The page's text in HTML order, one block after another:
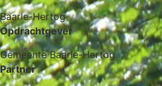
Baarle-Hertog
Opdrachtgever
Gemeente Baarle-Hertog
Partner